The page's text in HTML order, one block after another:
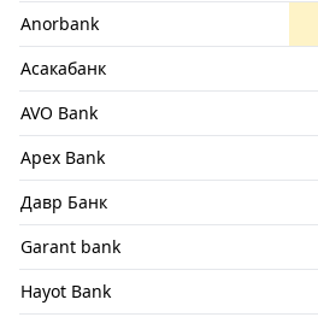
Anorbank
Асакабанк
AVO Bank
Apex Bank
Давр Банк
Garant bank
Hayot Bank